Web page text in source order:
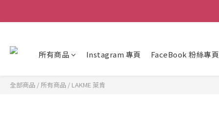
所有商品 Instagram 專頁 FaceBook 粉絲專頁
全部商品 / 所有商品 / LAKME 萊肯